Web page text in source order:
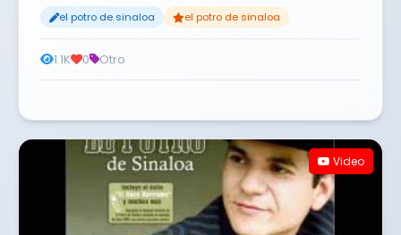
el potro de sinaloa el potro de sinaloa
1.1K 0 Otro
Video